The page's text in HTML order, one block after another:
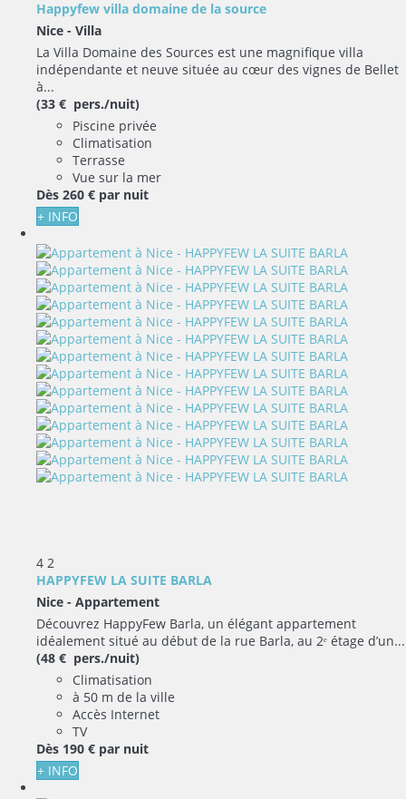
Happyfew villa domaine de la source
Nice - Villa
La Villa Domaine des Sources est une magnifique villa
indépendante et neuve située au cœur des vignes de Bellet
à...
(33 € pers./nuit)
Piscine privée
Climatisation
Terrasse
Vue sur la mer
Dès 260 € par nuit
+ INFO
4 2
HAPPYFEW LA SUITE BARLA
Nice - Appartement
Découvrez HappyFew Barla, un élégant appartement
idéalement situé au début de la rue Barla, au 2ᵉ étage d’un...
(48 € pers./nuit)
Climatisation
à 50 m de la ville
Accès Internet
TV
Dès 190 € par nuit
+ INFO